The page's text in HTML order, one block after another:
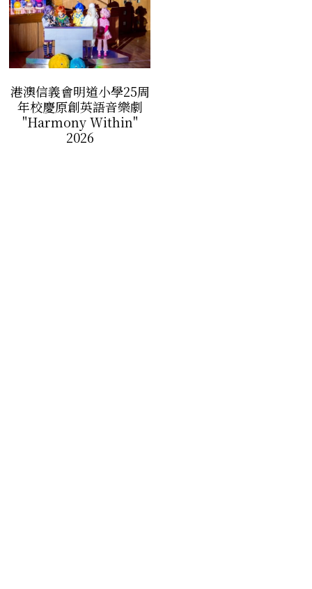
道具製作/租借
道具製作/租借
港澳信義會明道小學25周
年校慶原創英語音樂劇
"Harmony Within"
2026